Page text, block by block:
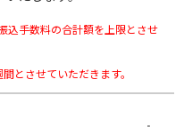
込手数料の合計額を上限とさせ
とさせていただきます。